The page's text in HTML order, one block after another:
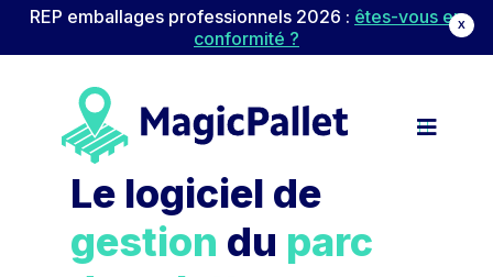
X
REP emballages professionnels 2026 : êtes-vous en
conformité ?
Passer au contenu
Navigation principale
Le logiciel de
gestion du parc